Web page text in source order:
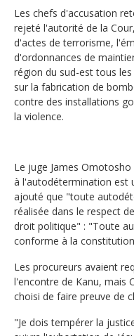
Les chefs d'accusation
rejeté l'autorité de la
d'actes de terrorisme,
d'ordonnances de
région du sud-est tous
sur la fabrication de
contre des installations
la violence.
Le juge James
à l'autodétermination est
ajouté que "toute
réalisée dans le respect
droit politique" : "Toute
conforme à la
Les procureurs avaient
l'encontre de Kanu, mais
choisi de faire preuve de
"Je dois tempérer la